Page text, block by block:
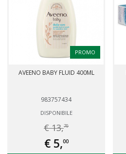
PROMO
AVEENO BABY FLUID 400ML
983757434
DISPONIBILE
€ 13,70
€ 5,00